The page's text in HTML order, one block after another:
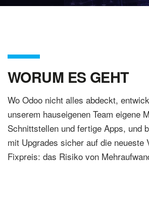
WORUM ES GEHT
Wo Odoo nicht alles abdeckt,
unserem hauseigenen Team eigene
Schnittstellen und fertige Apps, und
mit Upgrades sicher auf die neueste
Fixpreis: das Risiko von